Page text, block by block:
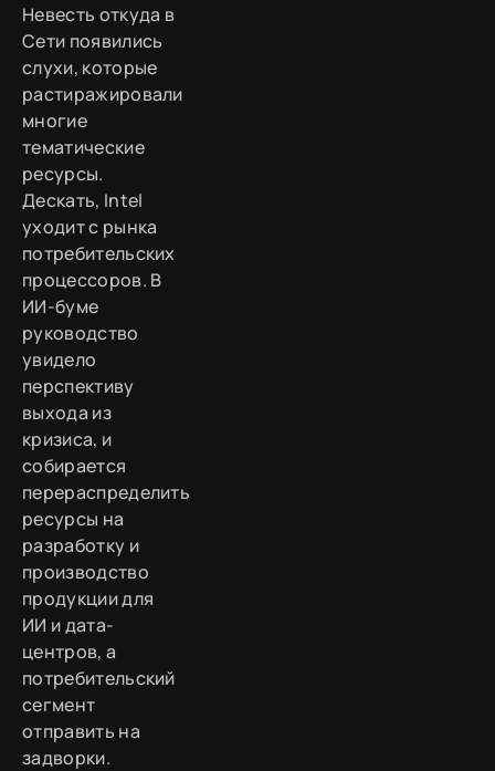
Невесть откуда в
Сети появились
слухи, которые
растиражировали
многие
тематические
ресурсы.
Дескать, Intel
уходит с рынка
потребительских
процессоров. В
ИИ-буме
руководство
увидело
перспективу
выхода из
кризиса, и
собирается
перераспределить
ресурсы на
разработку и
производство
продукции для
ИИ и дата-
центров, а
потребительский
сегмент
отправить на
задворки.